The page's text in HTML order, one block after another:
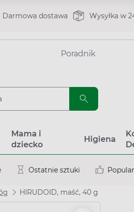
Darmowa dostawa Wysyłka w
Poradnik
Mama i
dziecko
Higiena
Ostatnie sztuki
HIRUDOID, maść, 40 g